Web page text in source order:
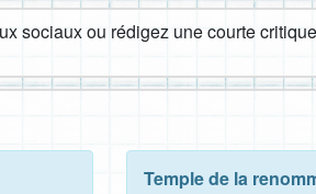
sociaux ou rédigez une courte
Temple de la